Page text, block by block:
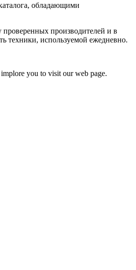
обладающими
проверенных производителей и в
техники, используемой ежедневно.
you to visit our web page.